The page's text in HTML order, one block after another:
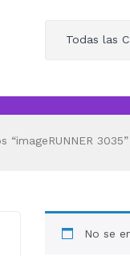
Todas las
3035”
No se